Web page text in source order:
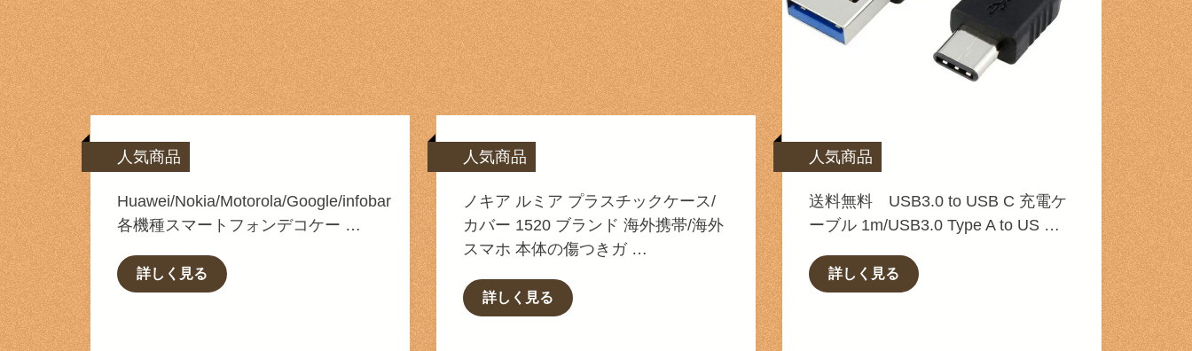
人気商品
Huawei/Nokia/Motorola/Google/infobar
各機種スマートフォンデコケー …
詳しく見る
人気商品
ノキア ルミア プラスチックケース/
カバー 1520 ブランド 海外携帯/海外
スマホ 本体の傷つきガ …
詳しく見る
人気商品
送料無料 USB3.0 to USB C 充電ケ
ーブル 1m/USB3.0 Type A to US …
詳しく見る